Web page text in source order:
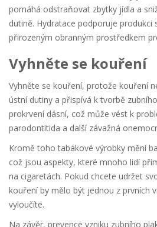
pomáhá odstraňovat zbytky jídla a
dutině. Hydratace podporuje produkci
přirozeným obranným prostředkem
Vyhněte se kouření
Vyhněte se kouření, protože kouření
ústní dutiny a přispívá k tvorbě
prokrvení dásní, což může vést k
parodontitida a další závažná
Kromě toho tabákové výrobky mění
což jsou aspekty, které mnoho lidí
na cigaretách. Pokud chcete udržet
kouření by mělo být jednou z prvních
vyloučíte.
Na závěr, prevence vzniku zubního